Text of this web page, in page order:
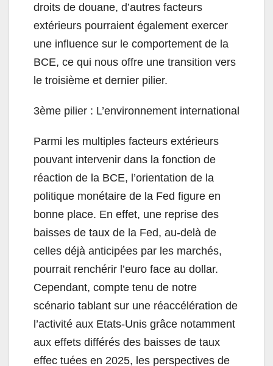
droits de douane, d’autres facteurs
extérieurs pourraient également exercer
une influence sur le comportement de la
BCE, ce qui nous offre une transition vers
le troisième et dernier pilier.
3ème pilier : L’environnement international
Parmi les multiples facteurs extérieurs
pouvant intervenir dans la fonction de
réaction de la BCE, l’orientation de la
politique monétaire de la Fed figure en
bonne place. En effet, une reprise des
baisses de taux de la Fed, au-delà de
celles déjà anticipées par les marchés,
pourrait renchérir l’euro face au dollar.
Cependant, compte tenu de notre
scénario tablant sur une réaccélération de
l’activité aux Etats-Unis grâce notamment
aux effets différés des baisses de taux
effec tuées en 2025, les perspectives de